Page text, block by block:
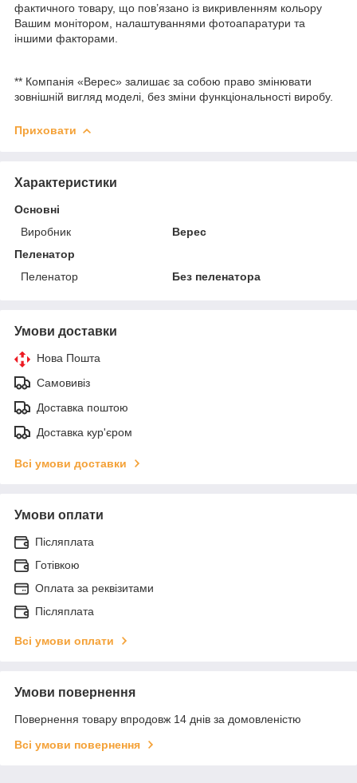
фактичного товару, що пов’язано із викривленням кольору
Вашим монітором, налаштуваннями фотоапаратури та
іншими факторами.
** Компанія «Верес» залишає за собою право змінювати
зовнішній вигляд моделі, без зміни функціональності виробу.
Приховати
Характеристики
Основні
Виробник
Верес
Пеленатор
Пеленатор
Без пеленатора
Умови доставки
Нова Пошта
Самовивіз
Доставка поштою
Доставка кур'єром
Всі умови доставки
Умови оплати
Післяплата
Готівкою
Оплата за реквізитами
Післяплата
Всі умови оплати
Умови повернення
Повернення товару впродовж 14 днів за домовленістю
Всі умови повернення